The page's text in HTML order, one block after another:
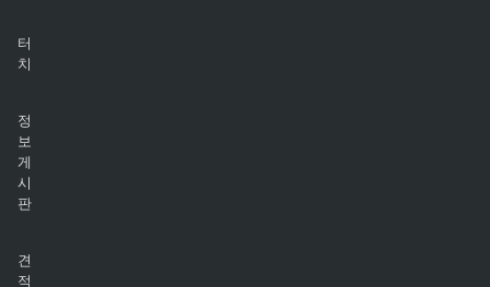
터
치
정
보
게
시
판
견
적